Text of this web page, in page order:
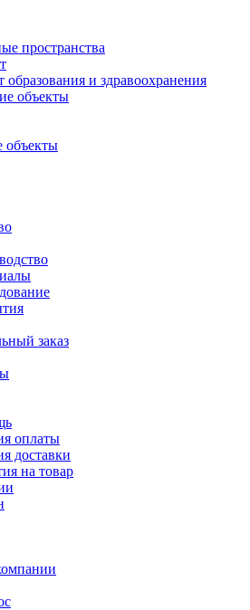
пространства
образования и здравоохранения
объекты
объекты
заказ
оплаты
доставки
на товар